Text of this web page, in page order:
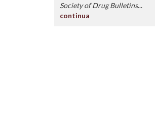
Society of Drug Bulletins...
continua